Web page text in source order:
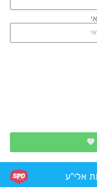
אלי"ע